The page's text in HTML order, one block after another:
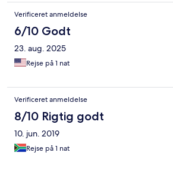
Verificeret anmeldelse
6/10 Godt
23. aug. 2025
Rejse på 1 nat
Verificeret anmeldelse
8/10 Rigtig godt
10. jun. 2019
Rejse på 1 nat